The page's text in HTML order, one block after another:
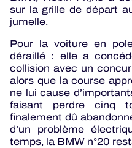
sur la grille de départ
jumelle.
Pour la voiture en
déraillé : elle a
collision avec un
alors que la course
ne lui cause
faisant perdre cinq
finalement dû
d’un problème
temps, la BMW n°20